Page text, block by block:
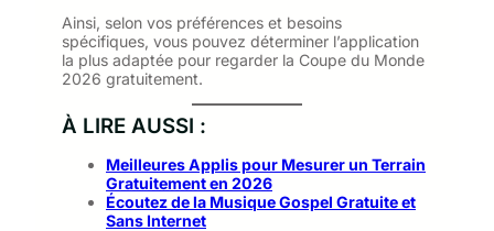
Ainsi, selon vos préférences et besoins
spécifiques, vous pouvez déterminer l’application
la plus adaptée pour regarder la Coupe du Monde
2026 gratuitement.
À LIRE AUSSI :
Meilleures Applis pour Mesurer un Terrain
Gratuitement en 2026
Écoutez de la Musique Gospel Gratuite et
Sans Internet